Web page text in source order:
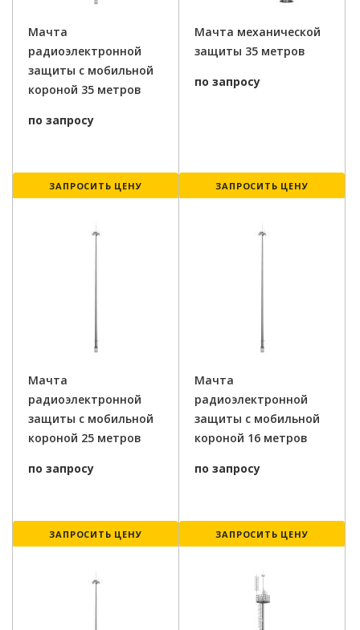
Мачта
радиоэлектронной
защиты с мобильной
короной 35 метров
по запросу
ЗАПРОСИТЬ ЦЕНУ
Мачта механической
защиты 35 метров
по запросу
ЗАПРОСИТЬ ЦЕНУ
Мачта
радиоэлектронной
защиты с мобильной
короной 25 метров
по запросу
ЗАПРОСИТЬ ЦЕНУ
Мачта
радиоэлектронной
защиты с мобильной
короной 16 метров
по запросу
ЗАПРОСИТЬ ЦЕНУ